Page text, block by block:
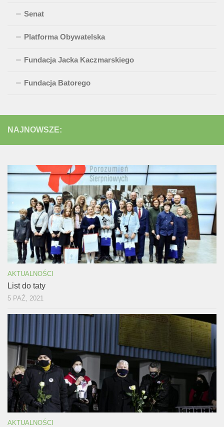
Senat
Platforma Obywatelska
Fundacja Jacka Kaczmarskiego
Fundacja Batorego
NAJNOWSZE:
AKTUALNOŚCI
List do taty
5 PAŹ, 2021
AKTUALNOŚCI